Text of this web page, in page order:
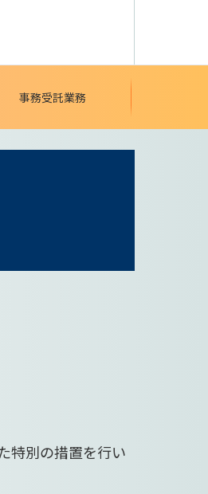
事務受託業務
特別の措置を行い